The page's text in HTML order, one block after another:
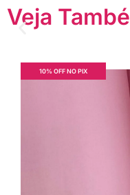
Veja
10% OFF NO PIX